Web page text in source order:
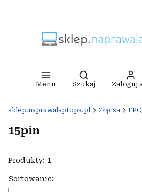
Menu
Otwórz
Szukaj Zaloguj
sklep.naprawalaptopa.pl Złącza
15pin
Produkty: 1
Lista produktów
Sortowanie: